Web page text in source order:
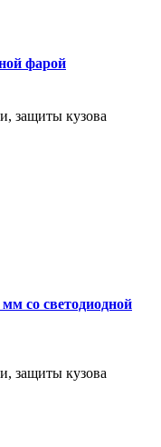
фарой
защиты кузова
со светодиодной
защиты кузова